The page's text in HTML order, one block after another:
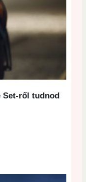
Set-ről tudnod